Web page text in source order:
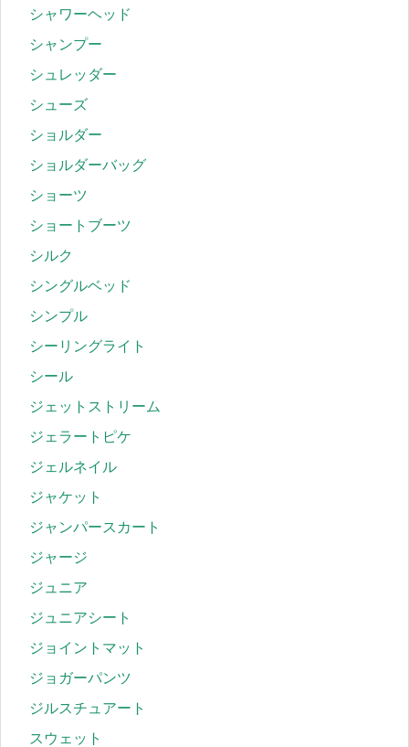
シャワーヘッド
シャンプー
シュレッダー
シューズ
ショルダー
ショルダーバッグ
ショーツ
ショートブーツ
シルク
シングルベッド
シンプル
シーリングライト
シール
ジェットストリーム
ジェラートピケ
ジェルネイル
ジャケット
ジャンパースカート
ジャージ
ジュニア
ジュニアシート
ジョイントマット
ジョガーパンツ
ジルスチュアート
スウェット